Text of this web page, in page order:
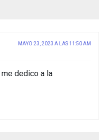
MAYO 23, 2023 A LAS 11:50 AM
dedico a la